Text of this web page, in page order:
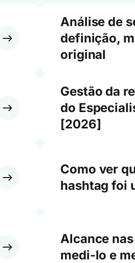
Análise de
definição,
original
Gestão da
do
[2026]
Como ver
hashtag foi
Alcance
medi-lo e